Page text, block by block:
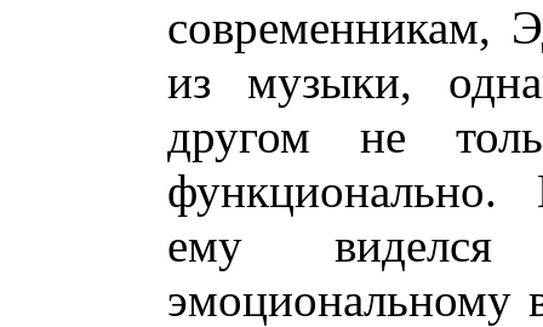
современникам,
из музыки,
другом не
ему
эмоциональному